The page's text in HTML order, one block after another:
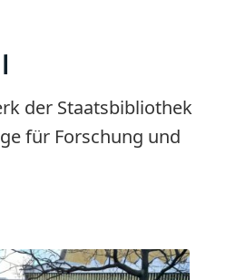
der Staatsbibliothek
für Forschung und